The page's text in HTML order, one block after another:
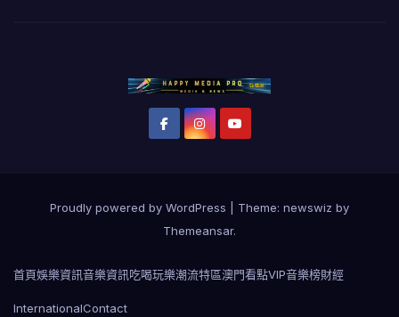
Proudly powered by WordPress
Theme: newswiz by
Themeansar.
首頁娛樂資訊音樂資訊吃喝玩樂潮流特區澳門看點VIP音樂榜財經
InternationalContact